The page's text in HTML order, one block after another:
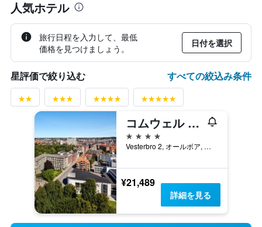
人気ホテル
旅行日程を入力して、最低
価格を見つけましょう。
日付を選択
星評価で絞り込む すべての絞込み条件
コムウェル フヴィデ フス オールボー、ドルチェ バイ ウィンダム
4つ星
Vesterbro 2, オールボア, 北ユラン地域, デンマーク
¥21,489
詳細を見る